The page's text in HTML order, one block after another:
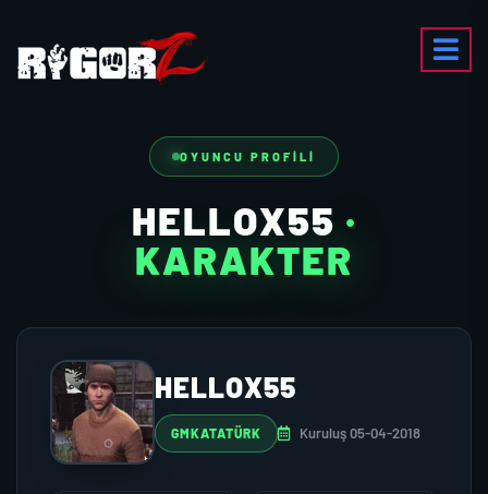
OYUNCU PROFILI
HELLOX55 ·
KARAKTER
HELLOX55
GMKATATÜRK Kuruluş 05-04-2018